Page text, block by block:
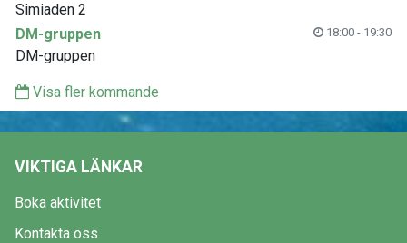
Simiaden 2
DM-gruppen
18:00 - 19:30
DM-gruppen
Visa fler kommande
VIKTIGA LÄNKAR
Boka aktivitet
Kontakta oss